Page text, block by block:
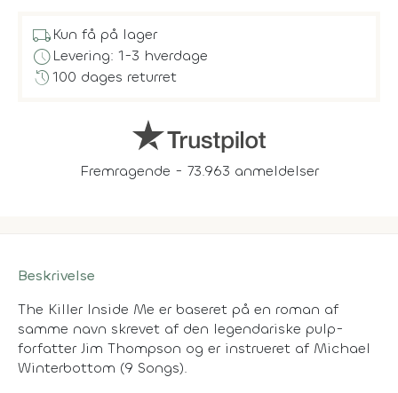
local_shippingKun få på lager
scheduleLevering: 1-3 hverdage
history100 dages returret
Fremragende - 73.963 anmeldelser
Beskrivelse
The Killer Inside Me er baseret på en roman af
samme navn skrevet af den legendariske pulp-
forfatter Jim Thompson og er instrueret af Michael
Winterbottom (9 Songs).